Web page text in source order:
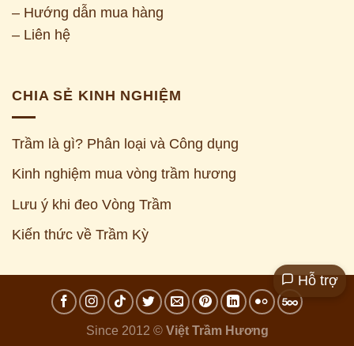
– Hướng dẫn mua hàng
– Liên hệ
CHIA SẺ KINH NGHIỆM
Trầm là gì? Phân loại và Công dụng
Kinh nghiệm mua vòng trầm hương
Lưu ý khi đeo Vòng Trầm
Kiến thức về Trầm Kỳ
Since 2012 © Việt Trầm Hương
Hỗ trợ